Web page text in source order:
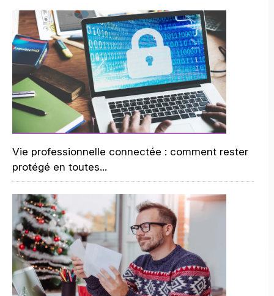
Vie professionnelle connectée : comment rester
protégé en toutes...